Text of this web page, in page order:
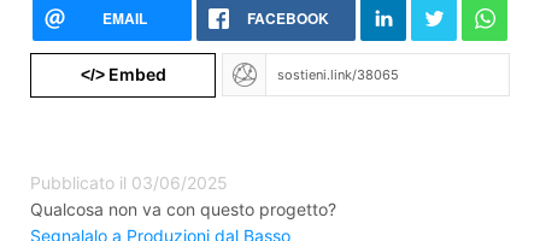
EMAIL FACEBOOK
</>Embed
Pubblicato il 03/06/2025
Qualcosa non va con questo progetto?
Segnalalo a Produzioni dal Basso